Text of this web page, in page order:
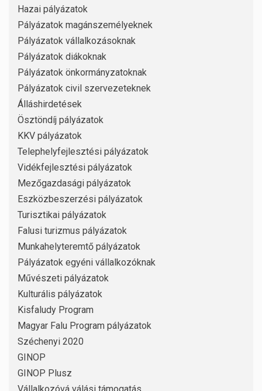
Hazai pályázatok
Pályázatok magánszemélyeknek
Pályázatok vállalkozásoknak
Pályázatok diákoknak
Pályázatok önkormányzatoknak
Pályázatok civil szervezeteknek
Álláshirdetések
Ösztöndíj pályázatok
KKV pályázatok
Telephelyfejlesztési pályázatok
Vidékfejlesztési pályázatok
Mezőgazdasági pályázatok
Eszközbeszerzési pályázatok
Turisztikai pályázatok
Falusi turizmus pályázatok
Munkahelyteremtő pályázatok
Pályázatok egyéni vállalkozóknak
Művészeti pályázatok
Kulturális pályázatok
Kisfaludy Program
Magyar Falu Program pályázatok
Széchenyi 2020
GINOP
GINOP Plusz